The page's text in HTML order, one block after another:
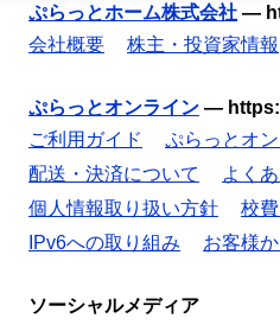
ぷらっとホーム株式会社 —
会社概要
株主・投資家情報
ぷらっとオンライン —
ご利用ガイド
ぷらっとオ
配送・決済について
よく
個人情報取り扱い方針
校
IPv6への取り組み
お客様
ソーシャルメディア